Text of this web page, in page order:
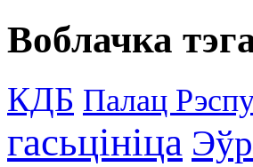
Воблачка
КДБ Палац
гасьцініца